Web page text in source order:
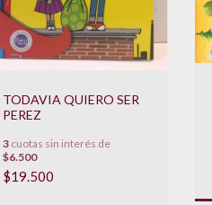
TODAVIA QUIERO SER
PEREZ
3 cuotas sin interés de
$6.500
$19.500